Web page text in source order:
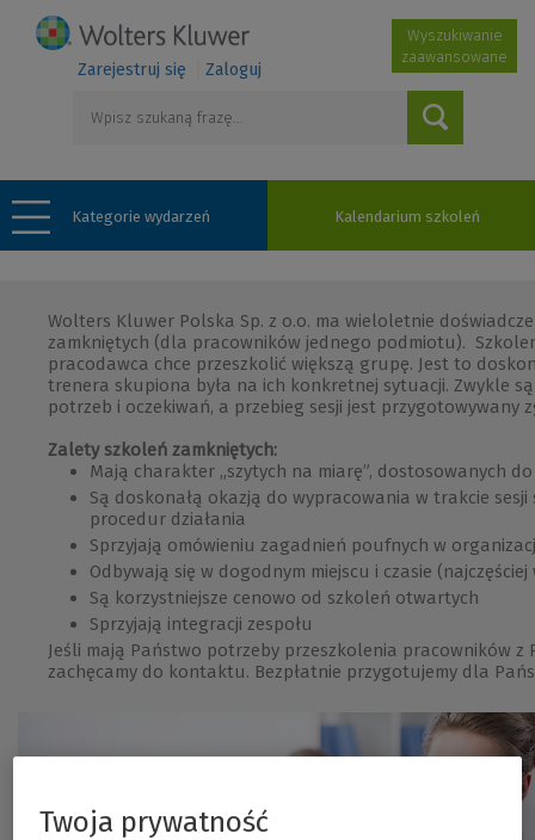
Zarejestruj się Zaloguj
Wyszukiwanie
zaawansowane
Kategorie wydarzeń Kalendarium szkoleń
Wolters Kluwer Polska Sp. z o.o. ma wieloletnie
zamkniętych (dla pracowników jednego podmiotu).
pracodawca chce przeszkolić większą grupę. Jest to
trenera skupiona była na ich konkretnej sytuacji. Zwykle
potrzeb i oczekiwań, a przebieg sesji jest przygotowywany
Zalety szkoleń zamkniętych:
Mają charakter „szytych na miarę”, dostosowanych
Są doskonałą okazją do wypracowania w trakcie
procedur działania
Sprzyjają omówieniu zagadnień poufnych w
Odbywają się w dogodnym miejscu i czasie
Są korzystniejsze cenowo od szkoleń otwartych
Sprzyjają integracji zespołu
Jeśli mają Państwo potrzeby przeszkolenia pracowników z
zachęcamy do kontaktu. Bezpłatnie przygotujemy dla
Twoja prywatność